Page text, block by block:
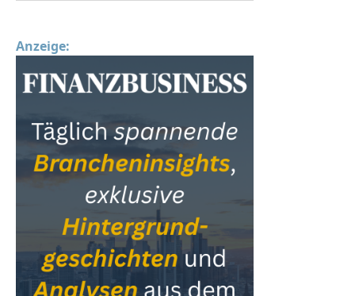
Anzeige: